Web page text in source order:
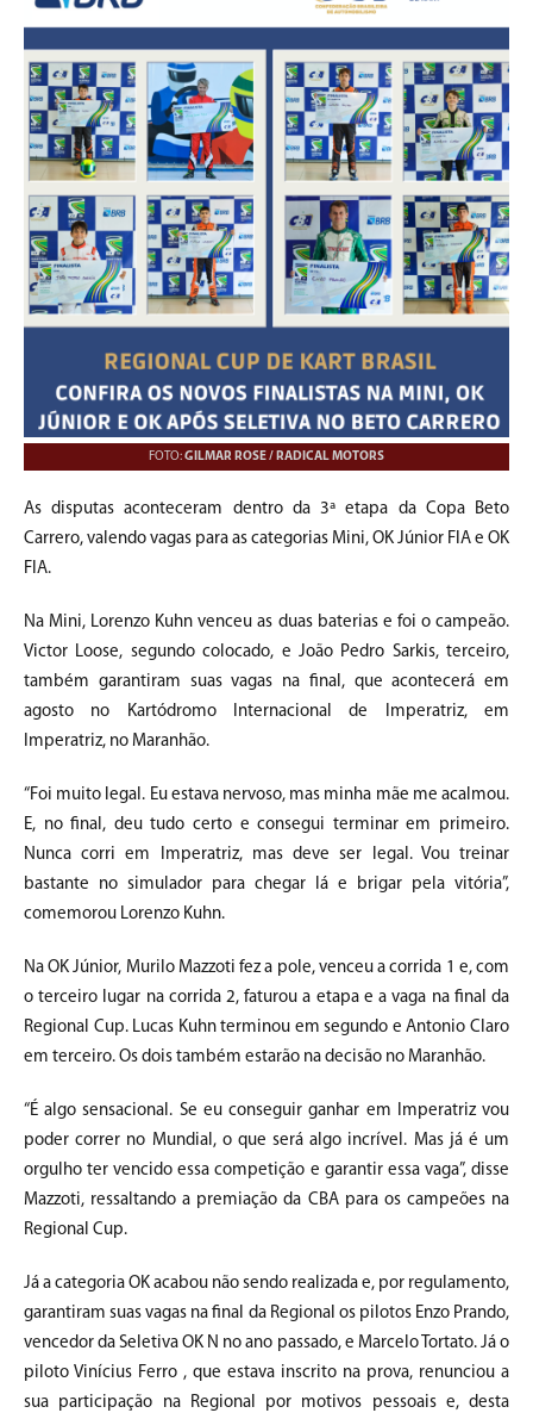
FOTO:GILMAR ROSE / RADICAL MOTORS
As disputas aconteceram dentro da 3ª etapa da Copa Beto
Carrero, valendo vagas para as categorias Mini, OK Júnior FIA e OK
FIA.
Na Mini, Lorenzo Kuhn venceu as duas baterias e foi o campeão.
Victor Loose, segundo colocado, e João Pedro Sarkis, terceiro,
também garantiram suas vagas na final, que acontecerá em
agosto no Kartódromo Internacional de Imperatriz, em
Imperatriz, no Maranhão.
“Foi muito legal. Eu estava nervoso, mas minha mãe me acalmou.
E, no final, deu tudo certo e consegui terminar em primeiro.
Nunca corri em Imperatriz, mas deve ser legal. Vou treinar
bastante no simulador para chegar lá e brigar pela vitória”,
comemorou Lorenzo Kuhn.
Na OK Júnior, Murilo Mazzoti fez a pole, venceu a corrida 1 e, com
o terceiro lugar na corrida 2, faturou a etapa e a vaga na final da
Regional Cup. Lucas Kuhn terminou em segundo e Antonio Claro
em terceiro. Os dois também estarão na decisão no Maranhão.
“É algo sensacional. Se eu conseguir ganhar em Imperatriz vou
poder correr no Mundial, o que será algo incrível. Mas já é um
orgulho ter vencido essa competição e garantir essa vaga”, disse
Mazzoti, ressaltando a premiação da CBA para os campeões na
Regional Cup.
Já a categoria OK acabou não sendo realizada e, por regulamento,
garantiram suas vagas na final da Regional os pilotos Enzo Prando,
vencedor da Seletiva OK N no ano passado, e Marcelo Tortato. Já o
piloto Vinícius Ferro , que estava inscrito na prova, renunciou a
sua participação na Regional por motivos pessoais e, desta